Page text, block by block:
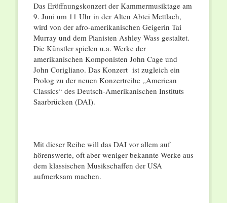
Das Eröffnungskonzert der Kammermusiktage am
9. Juni um 11 Uhr in der Alten Abtei Mettlach,
wird von der afro-amerikanischen Geigerin Tai
Murray und dem Pianisten Ashley Wass gestaltet.
Die Künstler spielen u.a. Werke der
amerikanischen Komponisten John Cage und
John Corigliano. Das Konzert ist zugleich ein
Prolog zu der neuen Konzertreihe „American
Classics“ des Deutsch-Amerikanischen Instituts
Saarbrücken (DAI).
Mit dieser Reihe will das DAI vor allem auf
hörenswerte, oft aber weniger bekannte Werke aus
dem klassischen Musikschaffen der USA
aufmerksam machen.